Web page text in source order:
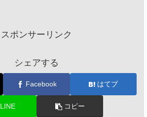
スポンサーリンク
シェアする
Facebook はてブ
LINE コピー